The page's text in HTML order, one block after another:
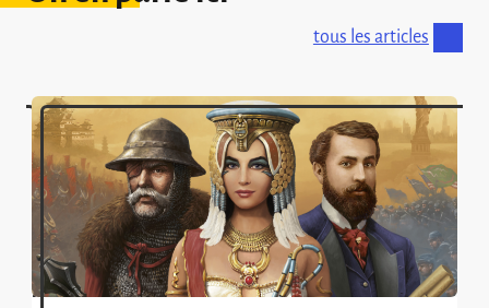
tous les articles